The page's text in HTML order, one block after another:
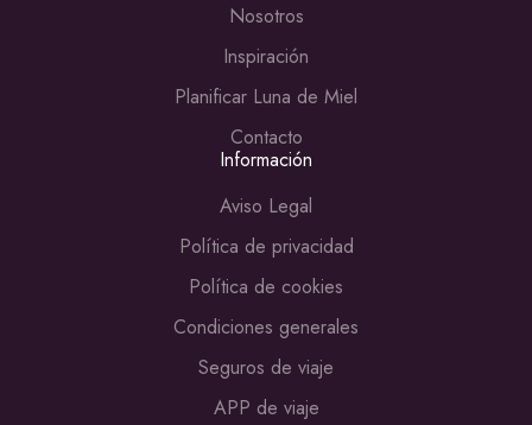
Nosotros
Inspiración
Planificar Luna de Miel
Contacto
Información
Aviso Legal
Política de privacidad
Política de cookies
Condiciones generales
Seguros de viaje
APP de viaje